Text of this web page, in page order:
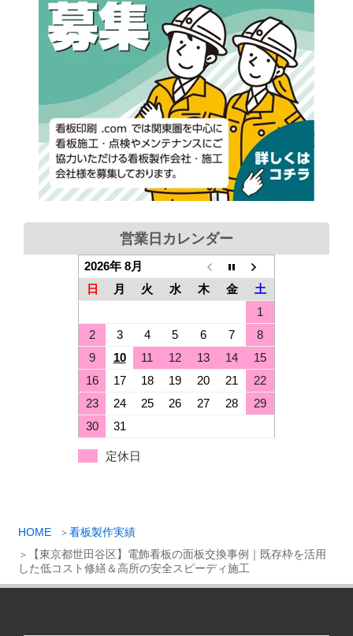
HOME
看板製作実績
【東京都世田谷区】電飾看板の面板交換事例｜既存枠を活用
した低コスト修繕＆高所の安全スピーディ施工
営業日カレンダー
2026年 8月
日
月 火 水 木 金
土
1
2
3 4 5 6 7
8
9
10 11 12 13 14
15
16
17 18 19 20 21
22
23
24 25 26 27 28
29
30
31
定休日